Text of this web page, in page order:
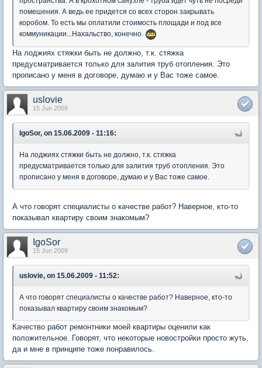
помешения. А ведь ее придется со всех сторон закрывать
коробом. То есть мы оплатили стоимость площади и под все
коммуникации...Нахальство, конечно.
На лоджиях стяжки быть не должно, т.к. стяжка
предусматривается только для залития труб отопления. Это
прописано у меня в договоре, думаю и у Вас тоже самое.
uslovie
15 Jun 2009
IgoSor, on 15.06.2009 - 11:16:
На лоджиях стяжки быть не должно, т.к. стяжка
предусматривается только для залития труб отопления. Это
прописано у меня в договоре, думаю и у Вас тоже самое.
А что говорят специалисты о качестве работ? Наверное, кто-то
показывал квартиру своим знакомым?
IgoSor
15 Jun 2009
uslovie, on 15.06.2009 - 11:52:
А что говорят специалисты о качестве работ? Наверное, кто-то
показывал квартиру своим знакомым?
Качество работ ремонтники моей квартиры оценили как
положительное. Говорят, что некоторые новостройки просто жуть,
да и мне в принципе тоже понравилось.